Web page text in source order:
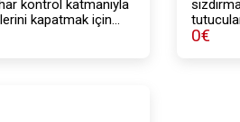
kontrol katmanıyla
kapatmak için
de kullanılan tek
0€